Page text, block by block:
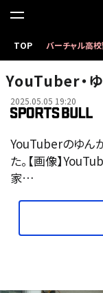
TOP バーチャル高
YouTuber・
2025.05.05 19:20
YouTuberのゆん
た。【画像】
家…